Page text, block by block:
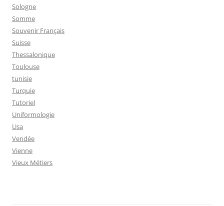
Sologne
Somme
Souvenir Français
Suisse
Thessalonique
Toulouse
tunisie
Turquie
Tutoriel
Uniformologie
Usa
Vendée
Vienne
Vieux Métiers